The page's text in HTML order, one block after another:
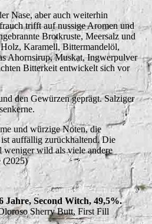
Nase, aber auch weiterhin
trifft auf nussige Aromen und
Brotkruste, Meersalz und
Karamell, Bittermandelöl,
Ahornsirup, Muskat, Ingwerpulver
Bitterkeit entwickelt sich vor
den Gewürzen geprägt. Salziger
und würzige Noten, die
auffällig zurückhaltend. Die
wild als viele andere
(2025)
Second Witch, 49,5%.
Sherry Butt, First Fill